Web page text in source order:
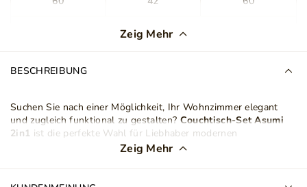
Schwarz
Tischplattenverarbeitung Laminatplatte
Zeig Mehr
BESCHREIBUNG
Suchen Sie nach einer Möglichkeit, Ihr Wohnzimmer elegant
und zugleich funktional zu gestalten? Couchtisch-Set Asumi
2in1 ist die perfekte Wahl für Liebhaber modernen
Minimalismus und eleganten Designs. Zwei Tische in
je nach Bedarf und verfügbarem Platz zusammen oder einzeln
Zeig Mehr